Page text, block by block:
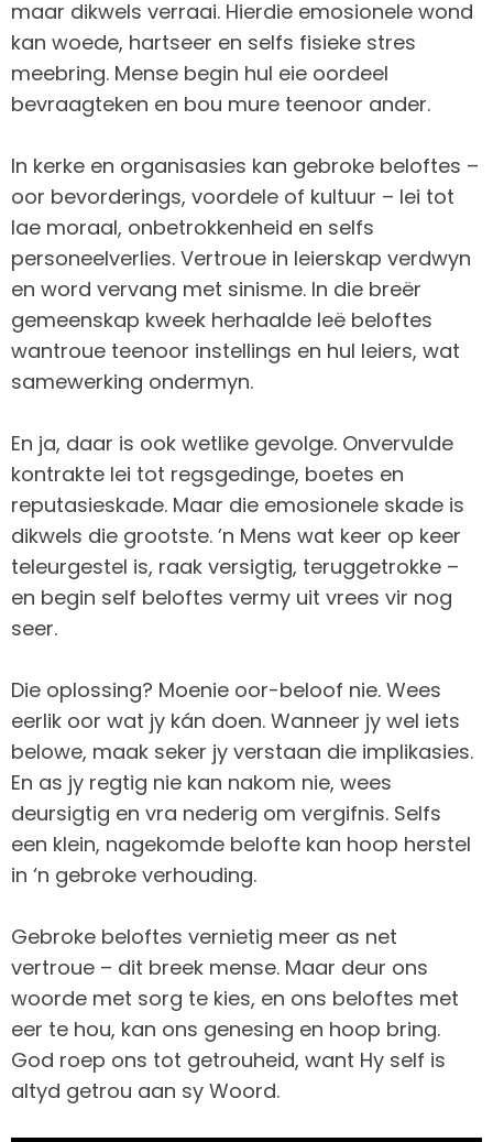
maar dikwels verraai. Hierdie emosionele wond
kan woede, hartseer en selfs fisieke stres
meebring. Mense begin hul eie oordeel
bevraagteken en bou mure teenoor ander.
In kerke en organisasies kan gebroke beloftes –
oor bevorderings, voordele of kultuur – lei tot
lae moraal, onbetrokkenheid en selfs
personeelverlies. Vertroue in leierskap verdwyn
en word vervang met sinisme. In die breër
gemeenskap kweek herhaalde leë beloftes
wantroue teenoor instellings en hul leiers, wat
samewerking ondermyn.
En ja, daar is ook wetlike gevolge. Onvervulde
kontrakte lei tot regsgedinge, boetes en
reputasieskade. Maar die emosionele skade is
dikwels die grootste. ’n Mens wat keer op keer
teleurgestel is, raak versigtig, teruggetrokke –
en begin self beloftes vermy uit vrees vir nog
seer.
Die oplossing? Moenie oor-beloof nie. Wees
eerlik oor wat jy kán doen. Wanneer jy wel iets
belowe, maak seker jy verstaan die implikasies.
En as jy regtig nie kan nakom nie, wees
deursigtig en vra nederig om vergifnis. Selfs
een klein, nagekomde belofte kan hoop herstel
in ‘n gebroke verhouding.
Gebroke beloftes vernietig meer as net
vertroue – dit breek mense. Maar deur ons
woorde met sorg te kies, en ons beloftes met
eer te hou, kan ons genesing en hoop bring.
God roep ons tot getrouheid, want Hy self is
altyd getrou aan sy Woord.